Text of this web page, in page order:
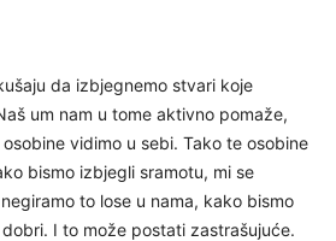
da izbjegnemo stvari koje
um nam u tome aktivno pomaže,
vidimo u sebi. Tako te osobine
bismo izbjegli sramotu, mi se
to lose u nama, kako bismo
I to može postati zastrašujuće.